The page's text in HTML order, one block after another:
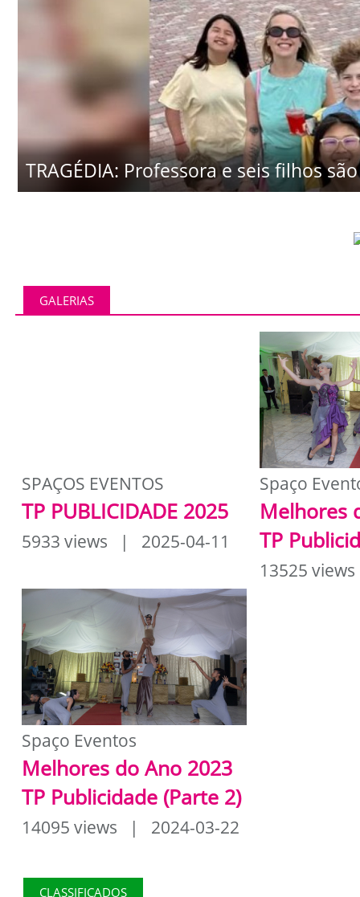
TRAGÉDIA: Professora e seis filhos
GALERIAS
SPAÇOS EVENTOS
TP PUBLICIDADE 2025
5933 views | 2025-04-11
Spaço
Melhores
TP
13525
Spaço Eventos
Melhores do Ano 2023
TP Publicidade (Parte 2)
14095 views | 2024-03-22
CLASSIFICADOS